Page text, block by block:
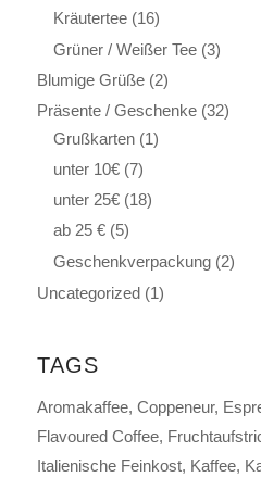
Kräutertee (16)
Grüner / Weißer Tee (3)
Blumige Grüße (2)
Präsente / Geschenke (32)
Grußkarten (1)
unter 10€ (7)
unter 25€ (18)
ab 25 € (5)
Geschenkverpackung (2)
Uncategorized (1)
TAGS
Aromakaffee Coppeneur
Flavoured Coffee
Italienische Feinkost Kaffee